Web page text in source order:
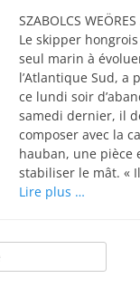
SZABOLCS
Le skipper
seul marin à
l’Atlantique Sud, a
ce lundi soir
samedi dernier, il
composer avec la
hauban, une pièce
stabiliser le mât. « Il
Lire plus …